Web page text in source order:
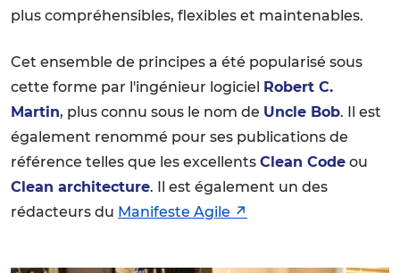
plus compréhensibles, flexibles et maintenables.
Cet ensemble de principes a été popularisé sous
cette forme par l'ingénieur logiciel Robert C.
Martin, plus connu sous le nom de Uncle Bob. Il est
également renommé pour ses publications de
référence telles que les excellents Clean Code ou
Clean architecture. Il est également un des
rédacteurs du Manifeste Agile